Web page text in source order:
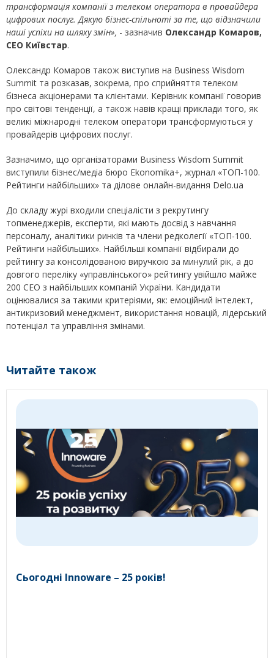
трансформація компанії з телеком оператора в провайдера
цифрових послуг. Дякую бізнес-спільноті за те, що відзначили
наші успіхи на шляху змін», - зазначив Олександр Комаров,
СЕО Київстар.
Олександр Комаров також виступив на Business Wisdom
Summit та розказав, зокрема, про сприйняття телеком
бізнеса акціонерами та клієнтами. Керівник компанії говорив
про світові тенденції, а також навів кращі приклади того, як
великі міжнародні телеком оператори трансформуються у
провайдерів цифрових послуг.
Зазначимо, що організаторами Business Wisdom Summit
виступили бізнес/медіа бюро Ekonomika+, журнал «ТОП-100.
Рейтинги найбільших» та ділове онлайн-видання Delo.ua
До складу журі входили спеціалісти з рекрутингу
топменеджерів, експерти, які мають досвід з навчання
персоналу, аналітики ринків та члени редколегії «ТОП-100.
Рейтинги найбільших». Найбільші компанії відбирали до
рейтингу за консолідованою виручкою за минулий рік, а до
довгого переліку «управлінського» рейтингу увійшло майже
200 СЕО з найбільших компаній України. Кандидати
оцінювалися за такими критеріями, як: емоційний інтелект,
антикризовий менеджмент, використання новацій, лідерський
потенціал та управління змінами.
Читайте також
Сьогодні Innoware – 25 років!